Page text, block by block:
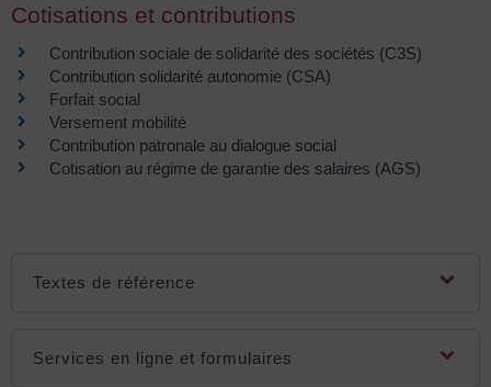
Cotisations et contributions
Contribution sociale de solidarité des sociétés (C3S)
Contribution solidarité autonomie (CSA)
Forfait social
Versement mobilité
Contribution patronale au dialogue social
Cotisation au régime de garantie des salaires (AGS)
Textes de référence
Services en ligne et formulaires